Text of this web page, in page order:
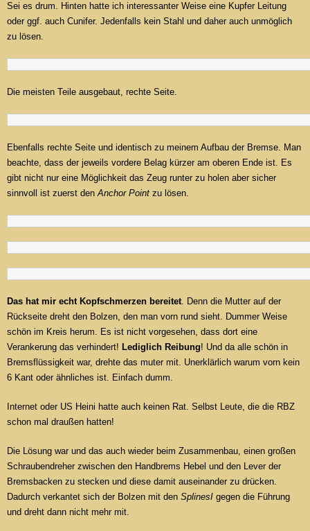
Sei es drum. Hinten hatte ich interessanter Weise eine Kupfer Leitung
oder ggf. auch Cunifer. Jedenfalls kein Stahl und daher auch unmöglich
zu lösen.
Die meisten Teile ausgebaut, rechte Seite.
Ebenfalls rechte Seite und identisch zu meinem Aufbau der Bremse. Man
beachte, dass der jeweils vordere Belag kürzer am oberen Ende ist. Es
gibt nicht nur eine Möglichkeit das Zeug runter zu holen aber sicher
sinnvoll ist zuerst denAnchor Point zu lösen.
Das hat mir echt Kopfschmerzen bereitet. Denn die Mutter auf der
Rückseite dreht den Bolzen, den man vorn rund sieht. Dummer Weise
schön im Kreis herum. Es ist nicht vorgesehen, dass dort eine
Verankerung das verhindert! Lediglich Reibung! Und da alle schön in
Bremsflüssigkeit war, drehte das muter mit. Unerklärlich warum vorn kein
6 Kant oder ähnliches ist. Einfach dumm.
Internet oder US Heini hatte auch keinen Rat. Selbst Leute, die die RBZ
schon mal draußen hatten!
Die Lösung war und das auch wieder beim Zusammenbau, einen großen
Schraubendreher zwischen den Handbrems Hebel und den Lever der
Bremsbacken zu stecken und diese damit auseinander zu drücken.
Dadurch verkantet sich der Bolzen mit den SplinesI gegen die Führung
und dreht dann nicht mehr mit.